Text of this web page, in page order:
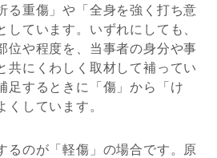
る重傷」や「全身を強く打ち意
ています。いずれにしても、
位や程度を、当事者の身分や事
共にくわしく取材して補ってい
足するときに「傷」から「け
しています。
るのが「軽傷」の場合です。原